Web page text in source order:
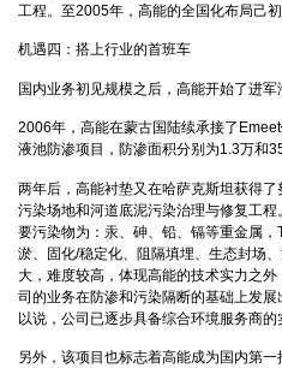
工程。至2005年，高能的全国化布局己初
机遇四：搭上行业的首班车
国内业务初见规模之后，高能开始了进军
2006年，高能在蒙古国陆续承接了
液池防渗项目，防渗面积分别为1.3万和
两年后，高能衬垫又在哈萨克斯坦获得
污染场地和河道底泥污染治理与修复工
要污染物为：汞、砷、铅、镉等重金属
淤、固化/稳定化、阻隔填埋、生态封场
大，难度较高，体现高能的技术实力之
司的业务在防渗和污染隔断的基础上发
以说，公司已逐步具备综合环境服务商的
另外，该项目也标志着高能成为国内第一